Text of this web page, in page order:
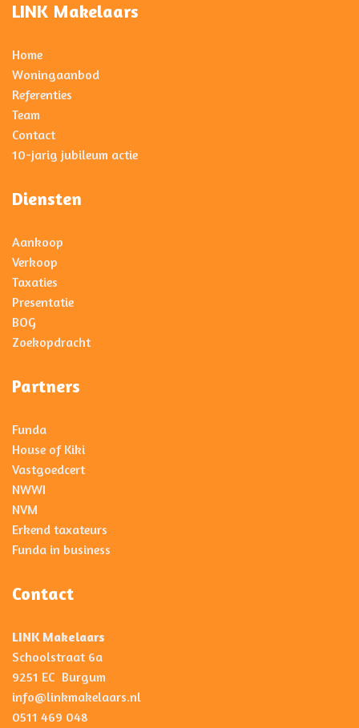
LINK Makelaars
Home
Woningaanbod
Referenties
Team
Contact
10-jarig jubileum actie
Diensten
Aankoop
Verkoop
Taxaties
Presentatie
BOG
Zoekopdracht
Partners
Funda
House of Kiki
Vastgoedcert
NWWI
NVM
Erkend taxateurs
Funda in business
Contact
LINK Makelaars
Schoolstraat 6a
9251 EC Burgum
info@linkmakelaars.nl
0511 469 048